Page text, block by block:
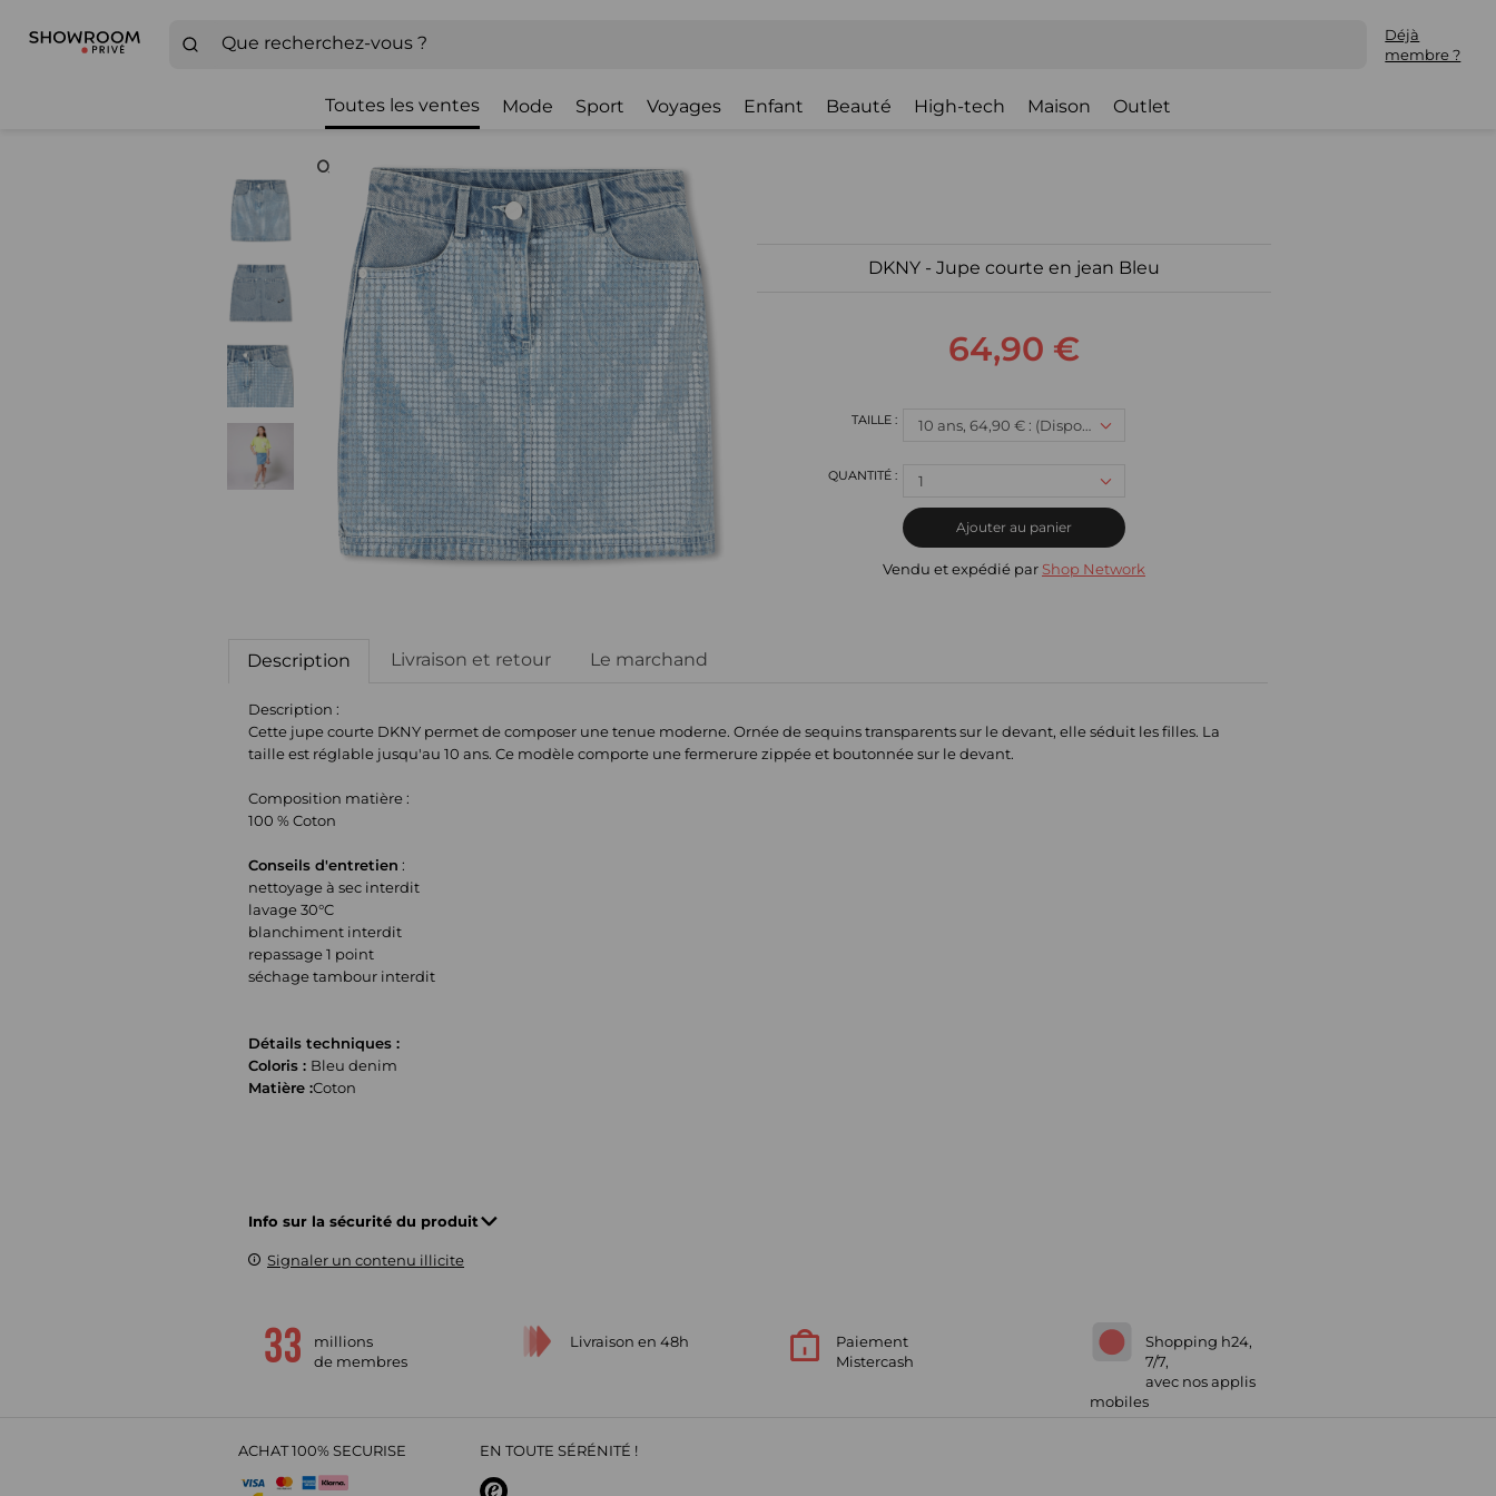
Déjà
membre ?
Toutes les ventes Mode Sport Voyages Enfant Beauté High-tech Maison Outlet
DKNY - Jupe courte en jean Bleu
64,90 €
10 ans, 64,90 € : (Disponible)
1
Ajouter au panier
Vendu et expédié par Shop Network
Description Livraison et retour Le marchand
Description :
Cette jupe courte DKNY permet de composer une tenue moderne. Ornée de sequins transparents sur le devant, elle séduit les filles. La
taille est réglable jusqu'au 10 ans. Ce modèle comporte une fermerure zippée et boutonnée sur le devant.
Composition matière :
100 % Coton
Conseils d'entretien :
nettoyage à sec interdit
lavage 30°C
blanchiment interdit
repassage 1 point
séchage tambour interdit
Détails techniques :
Coloris : Bleu denim
Matière :Coton
Info sur la sécurité du produit
Signaler un contenu illicite
millions
de membres
Livraison en 48h
Paiement
Mistercash
Shopping h24,
7/7,
avec nos applis
mobiles
ACHAT 100% SECURISE EN TOUTE SÉRÉNITÉ !